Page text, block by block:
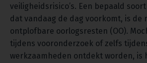
veiligheidsrisico’s. Een bepaald
dat vandaag de dag voorkomt, is de
ontplofbare oorlogsresten (OO).
tijdens vooronderzoek of zelfs
werkzaamheden ontdekt worden, is